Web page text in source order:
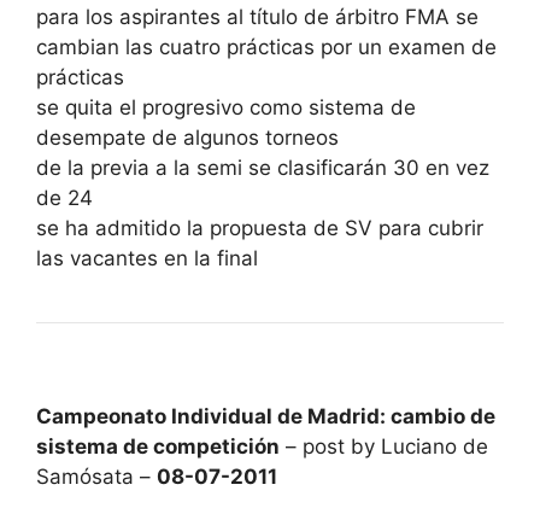
para los aspirantes al título de árbitro FMA se
cambian las cuatro prácticas por un examen de
prácticas
se quita el progresivo como sistema de
desempate de algunos torneos
de la previa a la semi se clasificarán 30 en vez
de 24
se ha admitido la propuesta de SV para cubrir
las vacantes en la final
Campeonato Individual de Madrid: cambio de
sistema de competición – post by Luciano de
Samósata – 08-07-2011